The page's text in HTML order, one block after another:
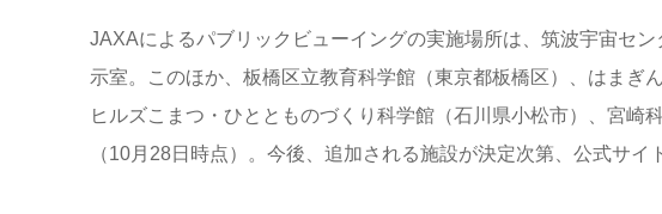
JAXAによるパブリックビューイングの実施場所は、筑波宇宙セ
示室。このほか、板橋区立教育科学館（東京都板橋区）、はまぎ
ヒルズこまつ・ひととものづくり科学館（石川県小松市）、宮崎
（10月28日時点）。今後、追加される施設が決定次第、公式サイ